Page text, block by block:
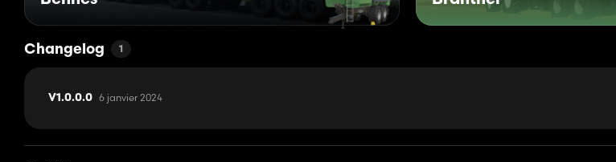
Changelog 1
V1.0.0.0 6 janvier 2024